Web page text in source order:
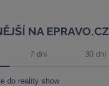
NA EPRAVO.CZ
7 dní 30 dní
do reality show